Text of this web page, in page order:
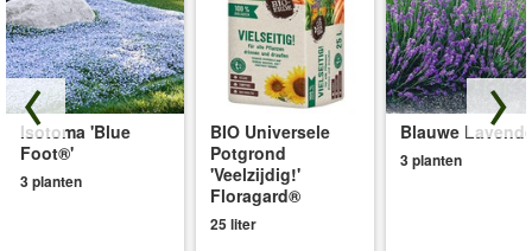
Isotoma 'Blue
Foot®'
3 planten
BIO Universele
Potgrond
'Veelzijdig!'
Floragard®
25 liter
Blauwe
3 planten